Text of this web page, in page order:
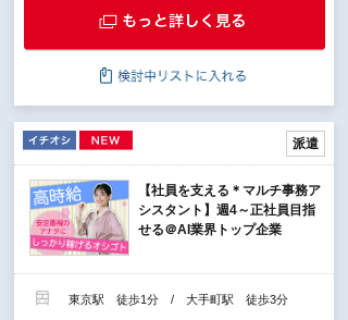
派遣
【社員を支える＊マルチ事務ア
シスタント】週4～正社員目指
せる＠AI業界トップ企業
東京駅 徒歩1分 / 大手町駅 徒歩3分